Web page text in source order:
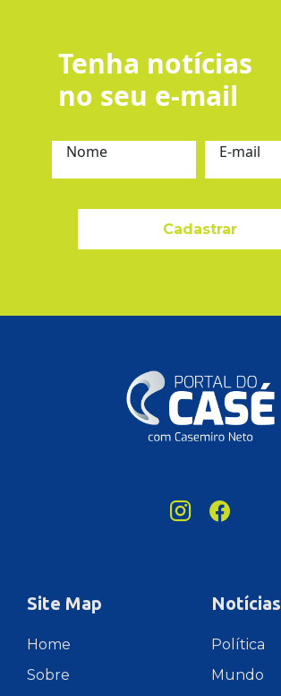
Tenha notícias
no seu e-mail
Nome E-mail
Cadastrar
Site Map
Home
Sobre
Notícias
Política
Mundo